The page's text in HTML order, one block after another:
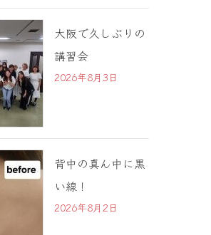
大阪で久しぶりの
講習会
2026年8月3日
背中の真ん中に黒
い線！
2026年8月2日